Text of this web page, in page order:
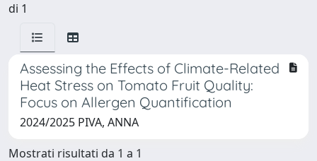
di 1
Assessing the Effects of Climate-Related
Heat Stress on Tomato Fruit Quality:
Focus on Allergen Quantification
2024/2025 PIVA, ANNA
Mostrati risultati da 1 a 1